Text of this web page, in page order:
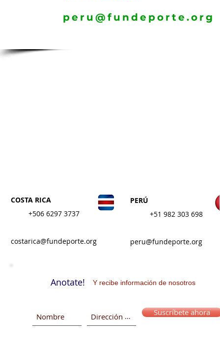
peru@fundeporte.org
COSTA RICA
+506 6297 3737
costarica@fundeporte.org
PERÚ
+51 982 303 698
peru@fundeporte.org
Anotate! Y recibe información de nosotros
Suscríbete ahora